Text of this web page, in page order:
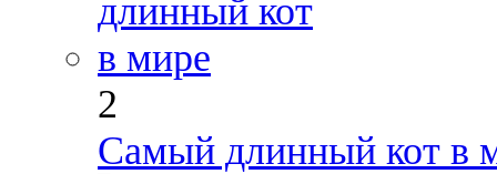
2
Самый длинный кот в